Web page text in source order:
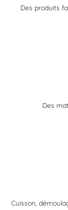
Des produits
Des
Cuisson,